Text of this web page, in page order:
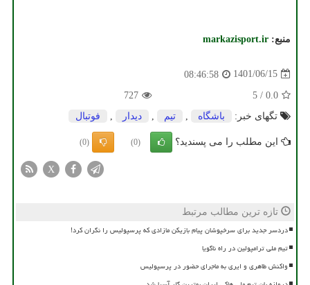
منبع: markazisport.ir
1401/06/15
08:46:58
0.0
/
5
727
تگهای خبر:
باشگاه تیم دیدار فوتبال
این مطلب را می پسندید؟ (0)
(0)
X
تازه ترین مطالب مرتبط
دردسر جدید برای سرخپوشان پیام بازیکن مازادی که پرسپولیس را نگران کرد!
تیم ملی ترامپولین در راه ناگویا
واکنش طاهری و ایری به ماجرای حضور در پرسپولیس